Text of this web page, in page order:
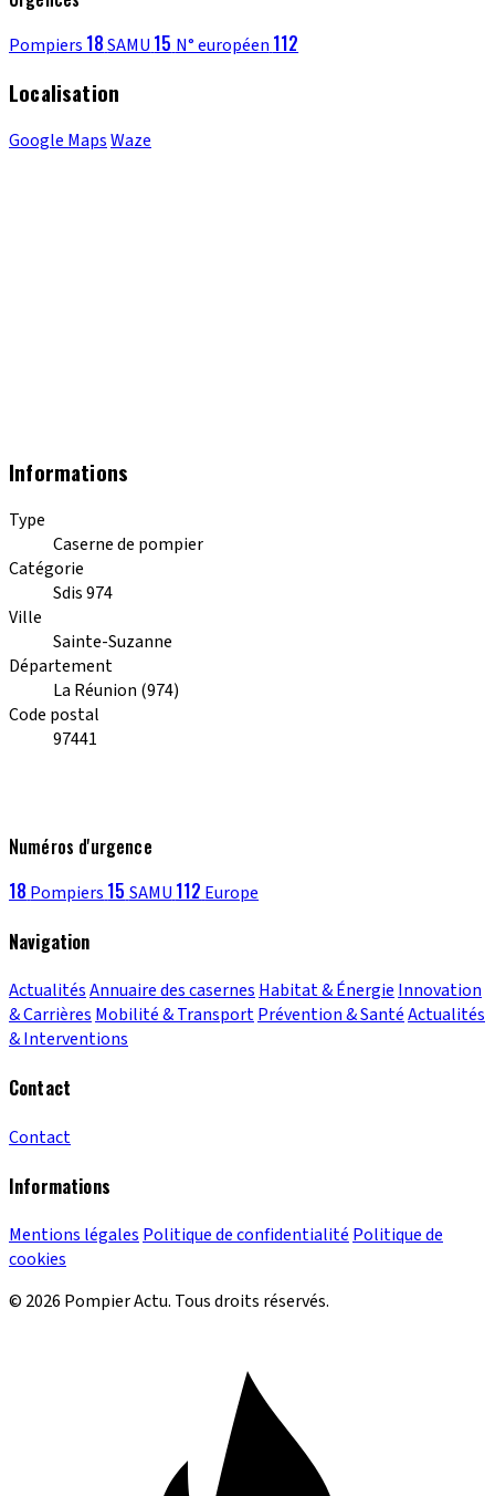
Pompiers 18SAMU 15 N° européen 112
Localisation
Google MapsWaze
Informations
Type
Caserne de pompier
Catégorie
Sdis 974
Ville
Sainte-Suzanne
Département
La Réunion (974)
Code postal
97441
Numéros d'urgence
18 Pompiers 15 SAMU 112 Europe
Navigation
ActualitésAnnuaire des casernes Habitat & Énergie Innovation
& Carrières Mobilité & TransportPrévention & SantéActualités
& Interventions
Contact
Contact
Informations
Mentions légales Politique de confidentialité Politique de
cookies
© 2026 Pompier Actu. Tous droits réservés.